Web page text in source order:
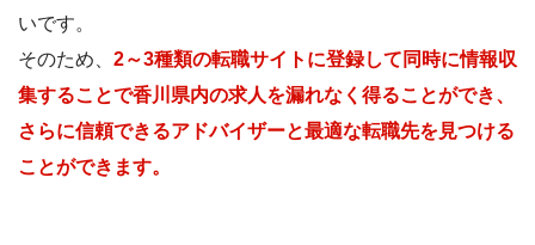
いです。
そのため、 2～3種類の転職サイトに登録して同時に情報収
集することで香川県内の求人を漏れなく得ることができ、
さらに信頼できるアドバイザーと最適な転職先を見つける
ことができます。